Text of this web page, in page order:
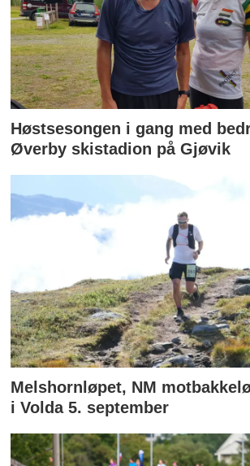
Høstsesongen i gang med
Øverby skistadion på Gjøvik
Melshornløpet, NM
i Volda 5. september